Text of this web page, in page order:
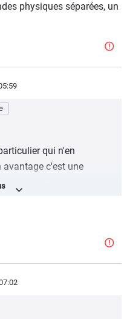
physiques séparées, un
qui n'en
avantage c'est une
ce qu'il veut par
que des loa ou lld (